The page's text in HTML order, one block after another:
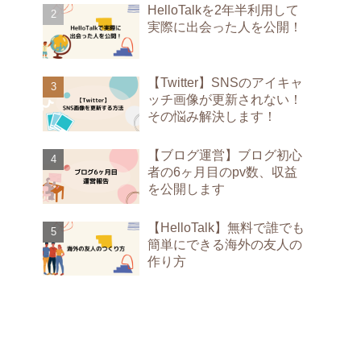
HelloTalkを2年半利用して
実際に出会った人を公開！
【Twitter】SNSのアイキャ
ッチ画像が更新されない！
その悩み解決します！
【ブログ運営】ブログ初心
者の6ヶ月目のpv数、収益
を公開します
【HelloTalk】無料で誰でも
簡単にできる海外の友人の
作り方